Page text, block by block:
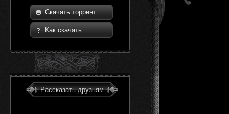
Скачать торрент
Как скачать
Рассказать друзьям